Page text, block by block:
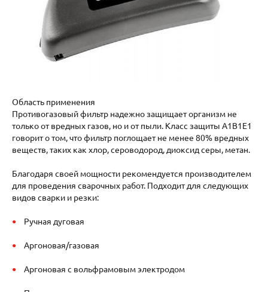
Область применения
Противогазовый фильтр надежно защищает организм не
только от вредных газов, но и от пыли. Класс защиты А1В1Е1
говорит о том, что фильтр поглощает не менее 80% вредных
веществ, таких как хлор, сероводород, диоксид серы, метан.
Благодаря своей мощности рекомендуется производителем
для проведения сварочных работ. Подходит для следующих
видов сварки и резки:
Ручная дуговая
Аргоновая/газовая
Аргоновая с вольфрамовым электродом